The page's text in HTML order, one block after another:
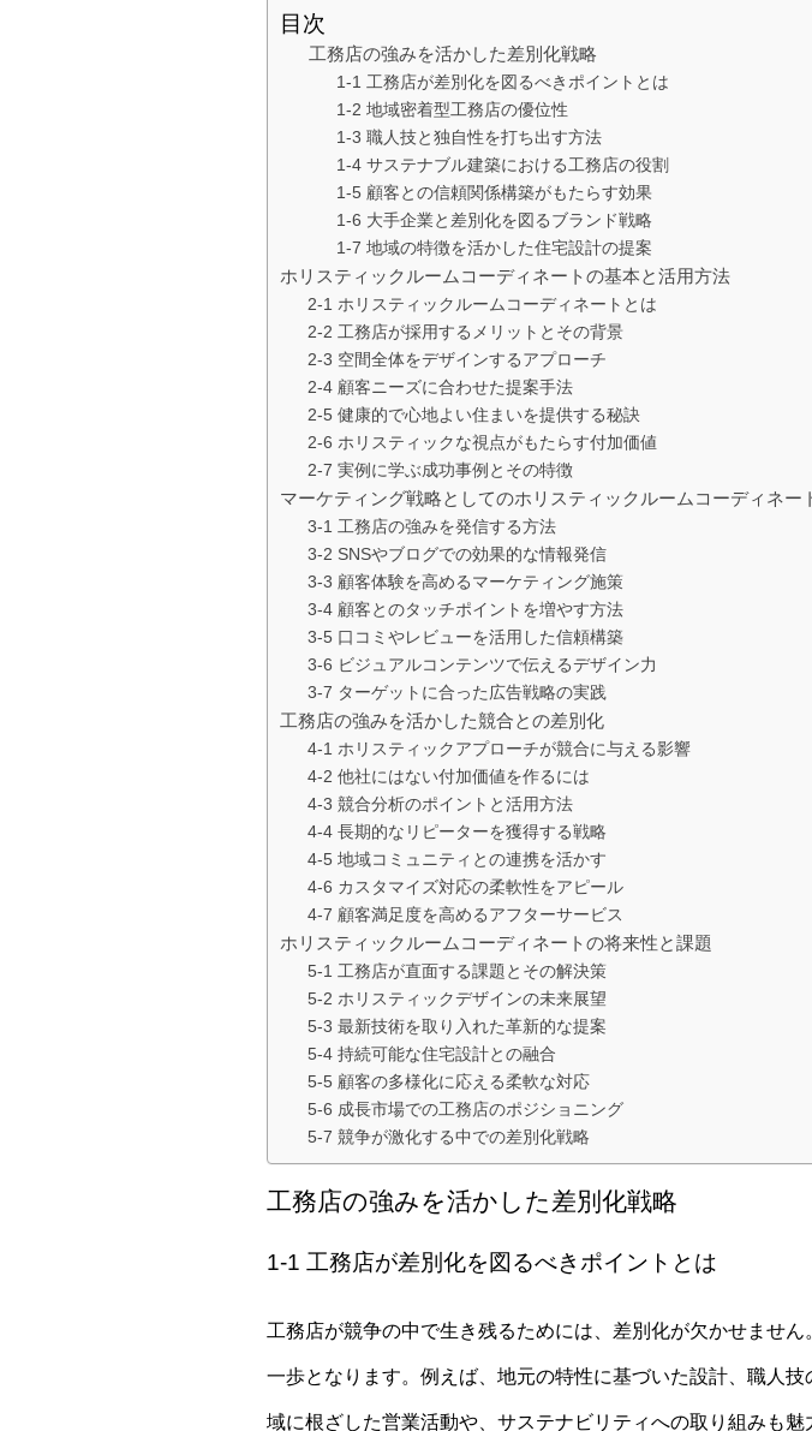
目次
工務店の強みを活かした差別化戦略
1-1 工務店が差別化を図るべきポイントとは
1-2 地域密着型工務店の優位性
1-3 職人技と独自性を打ち出す方法
1-4 サステナブル建築における工務店の役割
1-5 顧客との信頼関係構築がもたらす効果
1-6 大手企業と差別化を図るブランド戦略
1-7 地域の特徴を活かした住宅設計の提案
ホリスティックルームコーディネートの基本と活用方法
2-1 ホリスティックルームコーディネートとは
2-2 工務店が採用するメリットとその背景
2-3 空間全体をデザインするアプローチ
2-4 顧客ニーズに合わせた提案手法
2-5 健康的で心地よい住まいを提供する秘訣
2-6 ホリスティックな視点がもたらす付加価値
2-7 実例に学ぶ成功事例とその特徴
マーケティング戦略としてのホリスティックルームコーディネー
3-1 工務店の強みを発信する方法
3-2 SNSやブログでの効果的な情報発信
3-3 顧客体験を高めるマーケティング施策
3-4 顧客とのタッチポイントを増やす方法
3-5 口コミやレビューを活用した信頼構築
3-6 ビジュアルコンテンツで伝えるデザイン力
3-7 ターゲットに合った広告戦略の実践
工務店の強みを活かした競合との差別化
4-1 ホリスティックアプローチが競合に与える影響
4-2 他社にはない付加価値を作るには
4-3 競合分析のポイントと活用方法
4-4 長期的なリピーターを獲得する戦略
4-5 地域コミュニティとの連携を活かす
4-6 カスタマイズ対応の柔軟性をアピール
4-7 顧客満足度を高めるアフターサービス
ホリスティックルームコーディネートの将来性と課題
5-1 工務店が直面する課題とその解決策
5-2 ホリスティックデザインの未来展望
5-3 最新技術を取り入れた革新的な提案
5-4 持続可能な住宅設計との融合
5-5 顧客の多様化に応える柔軟な対応
5-6 成長市場での工務店のポジショニング
5-7 競争が激化する中での差別化戦略
工務店の強みを活かした差別化戦略
1-1 工務店が差別化を図るべきポイントとは
工務店が競争の中で生き残るためには、差別化が欠かせませ
一歩となります。例えば、地元の特性に基づいた設計、職人
域に根ざした営業活動や、サステナビリティへの取り組みも